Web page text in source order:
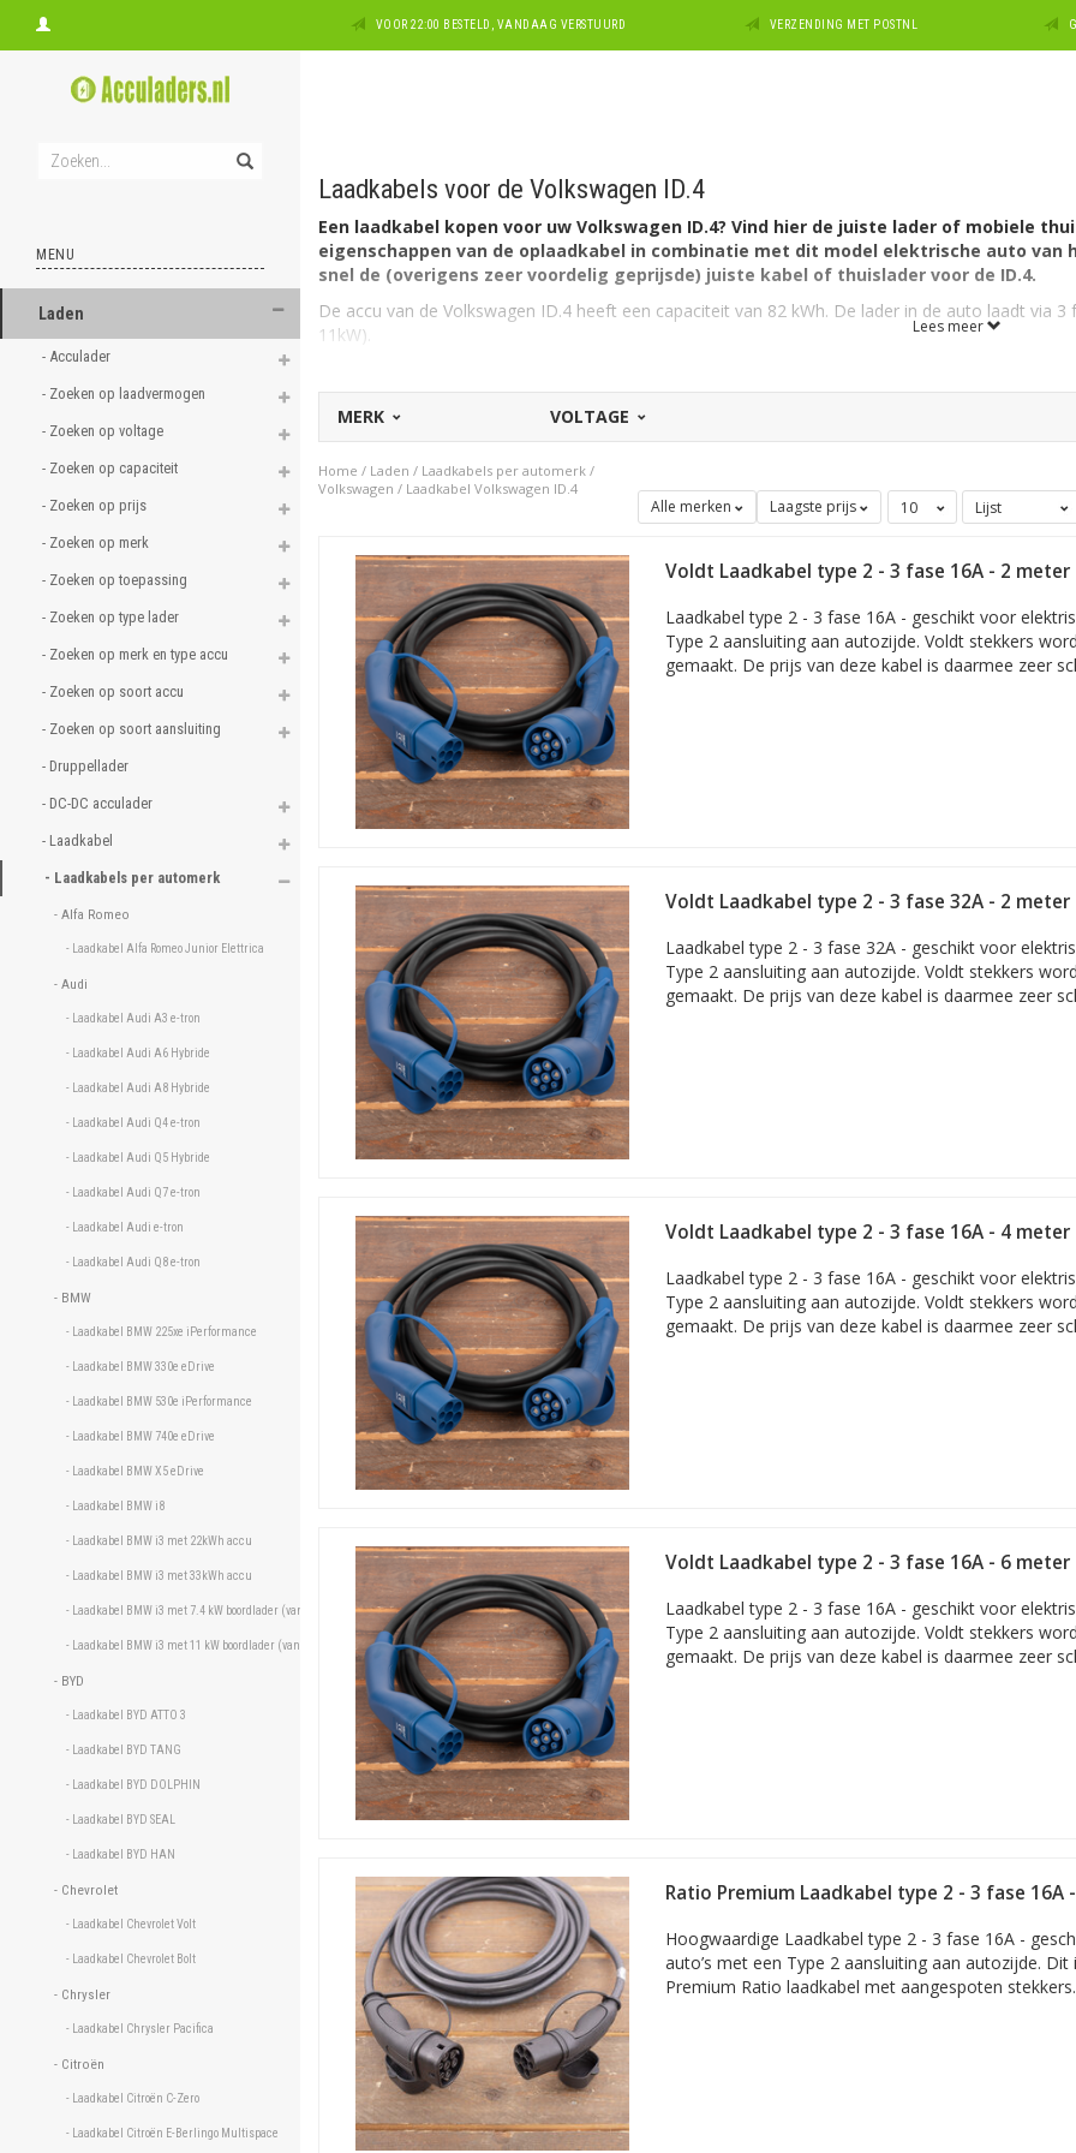
VOOR 22:00 BESTELD, VANDAAG VERSTUURD VERZENDING MET POSTNL
MENU
Laden
- Acculader
- Zoeken op laadvermogen
- Zoeken op voltage
- Zoeken op capaciteit
- Zoeken op prijs
- Zoeken op merk
- Zoeken op toepassing
- Zoeken op type lader
- Zoeken op merk en type accu
- Zoeken op soort accu
- Zoeken op soort aansluiting
- Druppellader
- DC-DC acculader
- Laadkabel
- Laadkabels per automerk
- Alfa Romeo
- Laadkabel Alfa Romeo Junior Elettrica
- Audi
- Laadkabel Audi A3 e-tron
- Laadkabel Audi A6 Hybride
- Laadkabel Audi A8 Hybride
- Laadkabel Audi Q4 e-tron
- Laadkabel Audi Q5 Hybride
- Laadkabel Audi Q7 e-tron
- Laadkabel Audi e-tron
- Laadkabel Audi Q8 e-tron
- BMW
- Laadkabel BMW 225xe iPerformance
- Laadkabel BMW 330e eDrive
- Laadkabel BMW 530e iPerformance
- Laadkabel BMW 740e eDrive
- Laadkabel BMW X5 eDrive
- Laadkabel BMW i8
- Laadkabel BMW i3 met 22kWh accu
- Laadkabel BMW i3 met 33kWh accu
- Laadkabel BMW i3 met 7.4 kW boordlader (vanaf oktober 2017)
- Laadkabel BMW i3 met 11 kW boordlader (vanaf oktober 2017)
- BYD
- Laadkabel BYD ATTO 3
- Laadkabel BYD TANG
- Laadkabel BYD DOLPHIN
- Laadkabel BYD SEAL
- Laadkabel BYD HAN
- Chevrolet
- Laadkabel Chevrolet Volt
- Laadkabel Chevrolet Bolt
- Chrysler
- Laadkabel Chrysler Pacifica
- Citroën
- Laadkabel Citroën C-Zero
- Laadkabel Citroën E-Berlingo Multispace
Laadkabels voor de Volkswagen ID.4
Een laadkabel kopen voor uw Volkswagen ID.4? Vind hier de juiste lader of mobiele
eigenschappen van de oplaadkabel in combinatie met dit model elektrische auto van
snel de (overigens zeer voordelig geprijsde) juiste kabel of thuislader voor de ID.4.
De accu van de Volkswagen ID.4 heeft een capaciteit van 82 kWh. De lader in de auto laadt via
11kW).
Welk type laadkabel voor de Volkswagen ID.4?
De Volkswagen ID.4 heeft aan autozijde een aansluiting Type 2 en kan laden via 3 fase met 16
Heeft u een 1 fasige aansluiting thuis of op de zaak? In dat geval kunt u ook met maximaal 1 x
kiezen van 7,4kW (1 x 32A) of 22kW (3 x 32A waarvan de ID.4 1 x 32A zal gebruiken) aan
Op zoek naar een oplaadkabel voor een andere Volkswagen?
zoek naar een kabel voor een ander merk dan Volkswagen? Maak dan uw keuze bij ons
automerken. Of kijk, zoals vermeld, hieronder voor alle laders en thuisladers die geschikt zijn
Lees meer
MERK VOLTAGE
Home / Laden / Laadkabels per automerk /
Volkswagen / Laadkabel Volkswagen ID.4
Alle merken Laagste prijs
Voldt Laadkabel type 2 - 3 fase 16A - 2 meter
Laadkabel type 2 - 3 fase 16A - geschikt voor
Type 2 aansluiting aan autozijde. Voldt stekkers
gemaakt. De prijs van deze kabel is daarmee zeer
Voldt Laadkabel type 2 - 3 fase 32A - 2 meter
Laadkabel type 2 - 3 fase 32A - geschikt voor
Type 2 aansluiting aan autozijde. Voldt stekkers
gemaakt. De prijs van deze kabel is daarmee zeer
Voldt Laadkabel type 2 - 3 fase 16A - 4 meter
Laadkabel type 2 - 3 fase 16A - geschikt voor
Type 2 aansluiting aan autozijde. Voldt stekkers
gemaakt. De prijs van deze kabel is daarmee zeer
Voldt Laadkabel type 2 - 3 fase 16A - 6 meter
Laadkabel type 2 - 3 fase 16A - geschikt voor
Type 2 aansluiting aan autozijde. Voldt stekkers
gemaakt. De prijs van deze kabel is daarmee zeer
Ratio Premium Laadkabel type 2 - 3 fase 16A
Hoogwaardige Laadkabel type 2 - 3 fase 16A -
auto’s met een Type 2 aansluiting aan autozijde.
Premium Ratio laadkabel met aangespoten stekkers.